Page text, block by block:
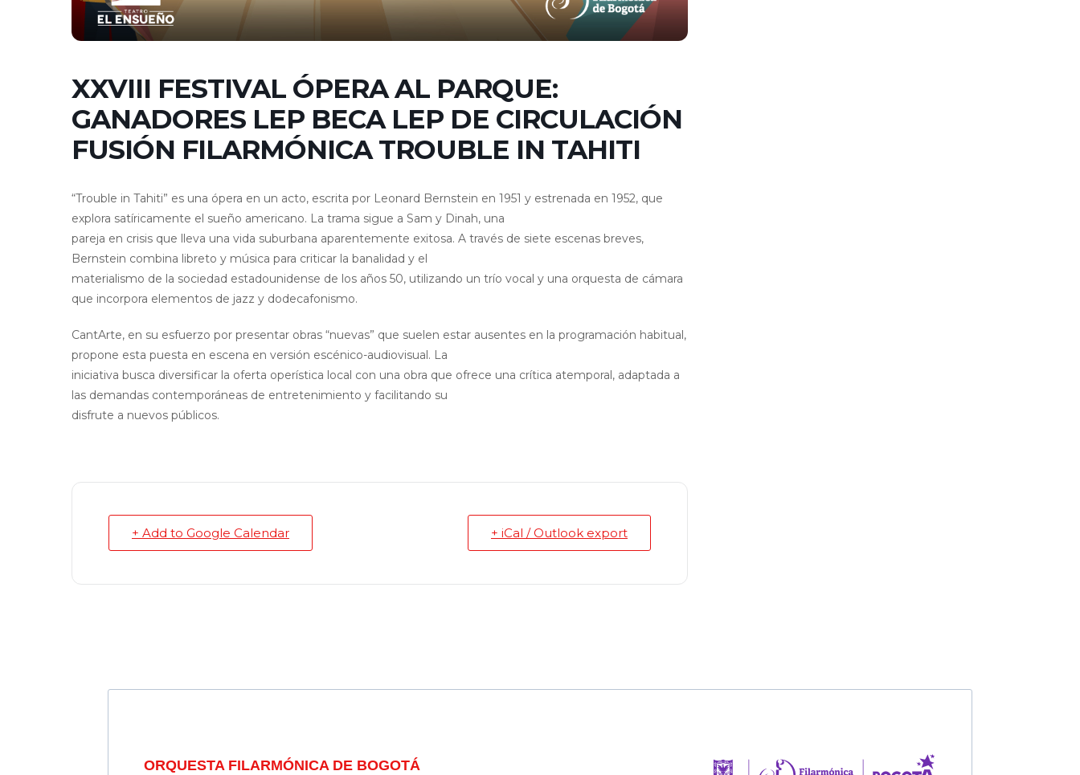
XXVIII FESTIVAL ÓPERA AL PARQUE:
GANADORES LEP BECA LEP DE CIRCULACIÓN
FUSIÓN FILARMÓNICA TROUBLE IN TAHITI
“Trouble in Tahiti” es una ópera en un acto, escrita por Leonard Bernstein en 1951 y estrenada en 1952, que
explora satíricamente el sueño americano. La trama sigue a Sam y Dinah, una
pareja en crisis que lleva una vida suburbana aparentemente exitosa. A través de siete escenas breves,
Bernstein combina libreto y música para criticar la banalidad y el
materialismo de la sociedad estadounidense de los años 50, utilizando un trío vocal y una orquesta de cámara
que incorpora elementos de jazz y dodecafonismo.
CantArte, en su esfuerzo por presentar obras “nuevas” que suelen estar ausentes en la programación habitual,
propone esta puesta en escena en versión escénico-audiovisual. La
iniciativa busca diversificar la oferta operística local con una obra que ofrece una crítica atemporal, adaptada a
las demandas contemporáneas de entretenimiento y facilitando su
disfrute a nuevos públicos.
+ Add to Google Calendar + iCal / Outlook export
ORQUESTA FILARMÓNICA DE BOGOTÁ